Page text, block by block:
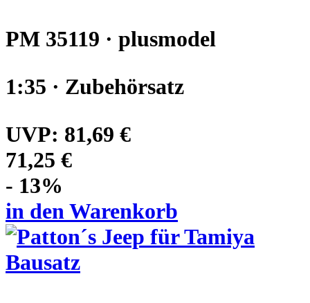
PM 35119 · plusmodel
1:35 · Zubehörsatz
UVP: 81,69 €
71,25 €
- 13%
in den Warenkorb